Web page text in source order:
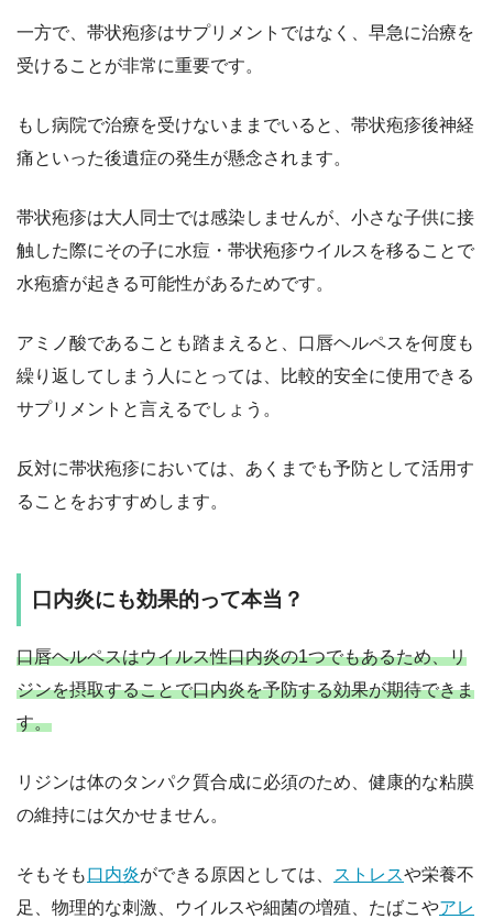
一方で、帯状疱疹はサプリメントではなく、早急に治療を
受けることが非常に重要です。
もし病院で治療を受けないままでいると、帯状疱疹後神経
痛といった後遺症の発生が懸念されます。
帯状疱疹は大人同士では感染しませんが、小さな子供に接
触した際にその子に水痘・帯状疱疹ウイルスを移ることで
水疱瘡が起きる可能性があるためです。
アミノ酸であることも踏まえると、口唇ヘルペスを何度も
繰り返してしまう人にとっては、比較的安全に使用できる
サプリメントと言えるでしょう。
反対に帯状疱疹においては、あくまでも予防として活用す
ることをおすすめします。
口内炎にも効果的って本当？
口唇ヘルペスはウイルス性口内炎の1つでもあるため、リ
ジンを摂取することで口内炎を予防する効果が期待できま
す。
リジンは体のタンパク質合成に必須のため、健康的な粘膜
の維持には欠かせません。
そもそも口内炎ができる原因としては、 ストレスや栄養不
足、物理的な刺激、ウイルスや細菌の増殖、たばこやアレ